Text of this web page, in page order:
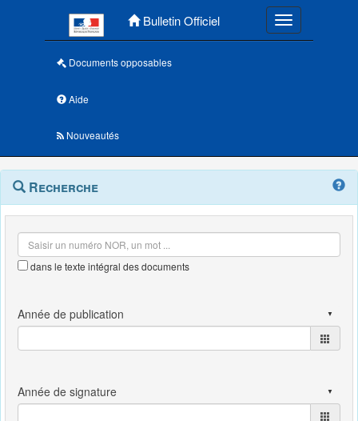
Bulletin Officiel Toggle
Documents opposables
Aide
Nouveautés
Navigation
outils
Menu
contextuel
Recherche
dans le texte intégral des documents